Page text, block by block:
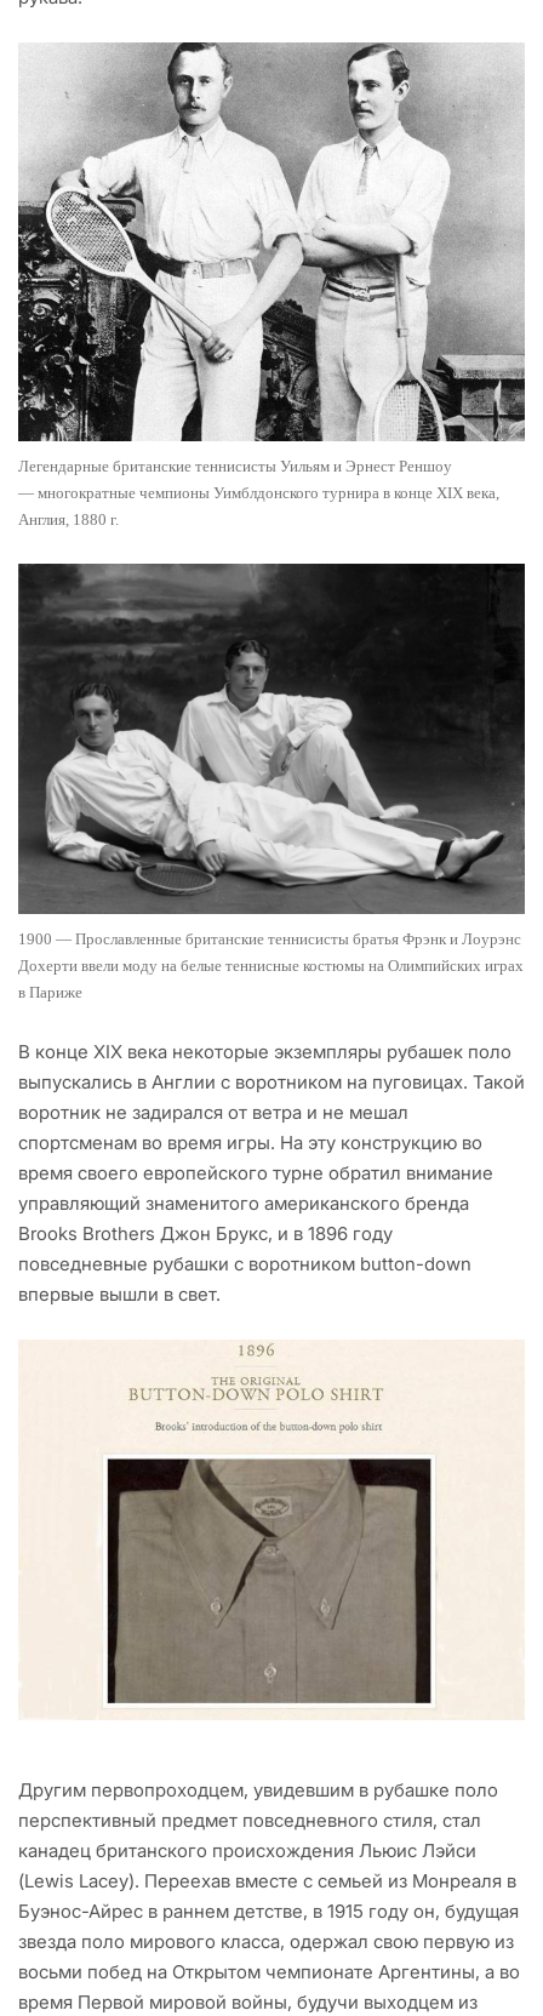
Легендарные британские теннисисты Уильям и Эрнест Реншоу
— многократные чемпионы Уимблдонского турнира в конце XIX века,
Англия, 1880 г.
1900 — Прославленные британские теннисисты братья Фрэнк и Лоурэнс
Дохерти ввели моду на белые теннисные костюмы на Олимпийских играх
в Париже
В конце XIX века некоторые экземпляры рубашек поло
выпускались в Англии с воротником на пуговицах. Такой
воротник не задирался от ветра и не мешал
спортсменам во время игры. На эту конструкцию во
время своего европейского турне обратил внимание
управляющий знаменитого американского бренда
Brooks Brothers Джон Брукс, и в 1896 году
повседневные рубашки с воротником button-down
впервые вышли в свет.
Другим первопроходцем, увидевшим в рубашке поло
перспективный предмет повседневного стиля, стал
канадец британского происхождения Льюис Лэйси
(Lewis Lacey). Переехав вместе с семьей из Монреаля в
Буэнос-Айрес в раннем детстве, в 1915 году он, будущая
звезда поло мирового класса, одержал свою первую из
восьми побед на Открытом чемпионате Аргентины, а во
время Первой мировой войны, будучи выходцем из